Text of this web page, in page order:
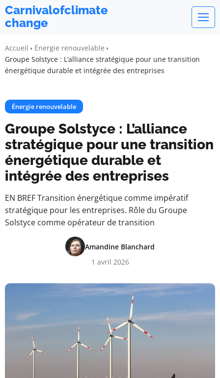
Carnivalofclimate
change
Accueil
Énergie renouvelable
Groupe Solstyce : L’alliance stratégique pour une transition
énergétique durable et intégrée des entreprises
Énergie renouvelable
Groupe Solstyce : L’alliance
stratégique pour une transition
énergétique durable et
intégrée des entreprises
EN BREF Transition énergétique comme impératif
stratégique pour les entreprises. Rôle du Groupe
Solstyce comme opérateur de transition
Amandine Blanchard
1 avril 2026